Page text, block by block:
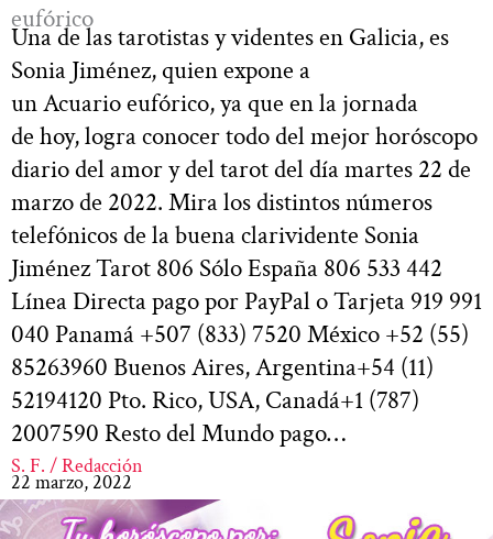
eufórico
Una de las tarotistas y videntes en Galicia, es
Sonia Jiménez, quien expone a
un Acuario eufórico, ya que en la jornada
de hoy, logra conocer todo del mejor horóscopo
diario del amor y del tarot del día martes 22 de
marzo de 2022. Mira los distintos números
telefónicos de la buena clarividente Sonia
Jiménez Tarot 806 Sólo España 806 533 442
Línea Directa pago por PayPal o Tarjeta 919 991
040 Panamá +507 (833) 7520 México +52 (55)
85263960 Buenos Aires, Argentina+54 (11)
52194120 Pto. Rico, USA, Canadá+1 (787)
2007590 Resto del Mundo pago…
S. F. / Redacción
22 marzo, 2022